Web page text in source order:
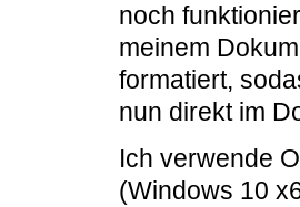
noch
meinem
formatiert,
nun direkt im
Ich verwende
(Windows 10